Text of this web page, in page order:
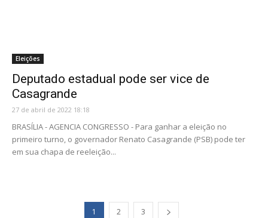
Eleições
Deputado estadual pode ser vice de
Casagrande
27 de abril de 2022 18:18
BRASÍLIA - AGENCIA CONGRESSO - Para ganhar a eleição no
primeiro turno, o governador Renato Casagrande (PSB) pode ter
em sua chapa de reeleição...
1 2 3